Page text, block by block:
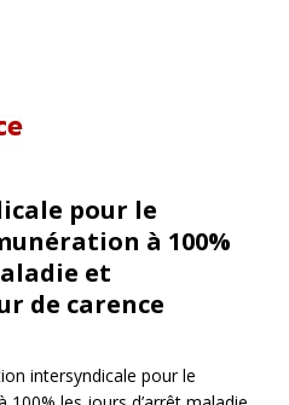
pour le
à 100%
et
de carence
intersyndicale pour le